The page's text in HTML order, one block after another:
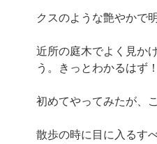
クスのような艶やかで
近所の庭木でよく見か
う。きっとわかるはず！
初めてやってみたが、
散歩の時に目に入るす